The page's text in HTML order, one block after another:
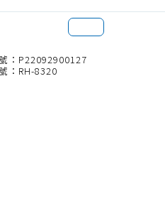
Iphone 17
紙本票券
水、飲料、沖泡
民生食材、烹飪調味
熟食、小吃、滷味
：P22092900127
：RH-8320